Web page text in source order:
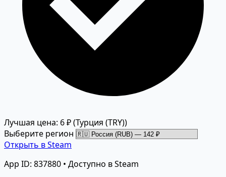
Лучшая цена: 6 ₽(Турция (TRY))
Выберите регион
Открыть в Steam
App ID: 837880 • Доступно в Steam